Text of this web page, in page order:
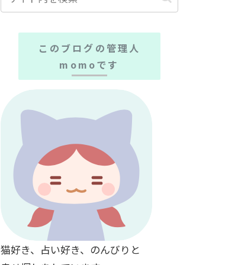
このブログの管理人
momoです
猫好き、占い好き、のんびりと